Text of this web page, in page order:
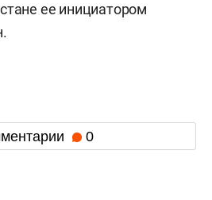
ее инициатором
0